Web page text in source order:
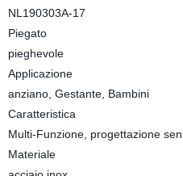
NL190303A-17
Piegato
pieghevole
Applicazione
anziano, Gestante, Bambini
Caratteristica
Multi-Funzione, progettazione
Materiale